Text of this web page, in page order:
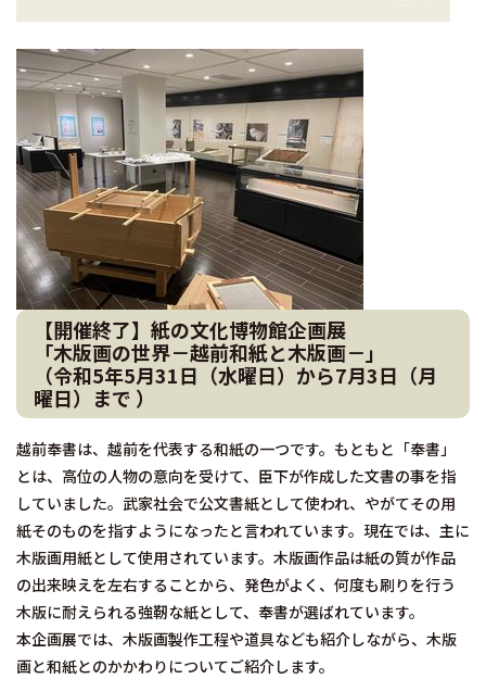
【開催終了】紙の文化博物館企画展
「木版画の世界－越前和紙と木版画－」
（令和5年5月31日（水曜日）から7月3日（月
曜日）まで ）
越前奉書は、越前を代表する和紙の一つです。もともと「奉書」
とは、高位の人物の意向を受けて、臣下が作成した文書の事を指
していました。武家社会で公文書紙として使われ、やがてその用
紙そのものを指すようになったと言われています。現在では、主に
木版画用紙として使用されています。木版画作品は紙の質が作品
の出来映えを左右することから、発色がよく、何度も刷りを行う
木版に耐えられる強靭な紙として、奉書が選ばれています。
本企画展では、木版画製作工程や道具なども紹介しながら、木版
画と和紙とのかかわりについてご紹介します。